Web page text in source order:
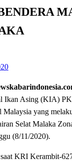
Ikan Asing (KIA)
Malaysia yang
Selat Malaka
(8/11/2020).
KRI Kerambit-